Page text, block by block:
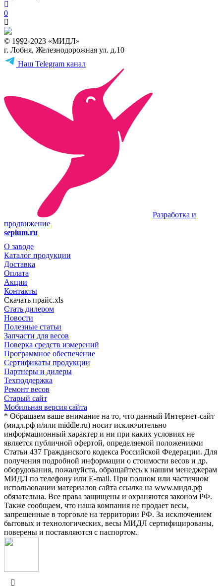
0
© 1992-2023 «МИДЛ»
г. Лобня, Железнодорожная ул. д.10
Наш Telegram канал
Разработка и
продвижение
sepium.ru
О заводе
Каталог продукции
Доставка
Оплата
Акции
Контакты
Скачать прайс.xls
Стать дилером
Новости
Полезные статьи
Запчасти для весов
Поверка средств измерений
Программное обеспечение
Сертификаты продукции
Партнеры и дилеры
Техподдержка
Ремонт весов
Старый сайт
Мобильная версия сайта
* Обращаем ваше внимание на то, что данный Интернет-сайт
(мидл.рф и/или middle.ru) носит исключительно
информационный характер и ни при каких условиях не
является публичной офертой, определяемой положениями
Статьи 437 Гражданского кодекса Российской Федерации. Для
получения подробной информации о стоимости весов и др.
оборудования, пожалуйста, обращайтесь к нашим менеджерам
МИДЛ по телефону или E-mail. При полном или частичном
использовании материалов сайта ссылка на www.мидл.рф
обязательна. Все права защищены и охраняются законом РФ.
Также сообщаем, что наша компания не продает весы,
запрещенные в торговле на территории РФ. За исключением
бытовых и технологических, весы МИДЛ сертифицированы,
поверены и поставляются с паспортом.